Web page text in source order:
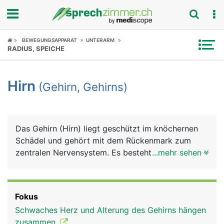
Fokus
Symptome
News
Rubriken
BEWEGUNGSAPPARAT UNTERARM
RADIUS, SPEICHE
Hirn (Gehirn, Gehirns)
Das Gehirn (Hirn) liegt geschützt im knöchernen
Schädel und gehört mit dem Rückenmark zum
zentralen Nervensystem. Es besteht grob aus
(Sinneseindrücke) zusammen, werden verarbeitet
und lösen entsprechende Reaktionen aus.
...mehr sehen
Fokus
Schwaches Herz und Alterung des Gehirns hängen
zusammen